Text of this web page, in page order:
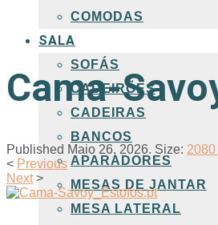
COMODAS
SALA
SOFÁS
CADEIRÕES
CADEIRAS
BANCOS
APARADORES
MESAS DE JANTAR
MESA LATERAL
Cama-
Published Maio 26, 2026. Size:
< Previous
Next >